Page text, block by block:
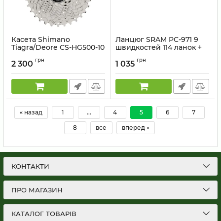
Касета Shimano
Tiagra/Deore CS-HG500-10
Артикул: ICSHG50010132
2 300 грн
Ланцюг SRAM PC-971 9
швидкостей 114 ланок +
ОЕМ
Артикул: 87.2745.114.116
1 035 грн
« назад 1 ... 4 5 6 7
8 все вперед »
КОНТАКТИ
ПРО МАГАЗИН
КАТАЛОГ ТОВАРІВ